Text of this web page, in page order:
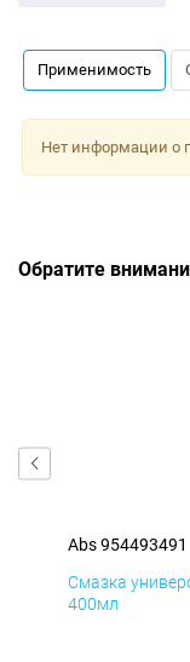
Применимость
Нет информации о
Обратите
Abs 954493491
Смазка
400мл